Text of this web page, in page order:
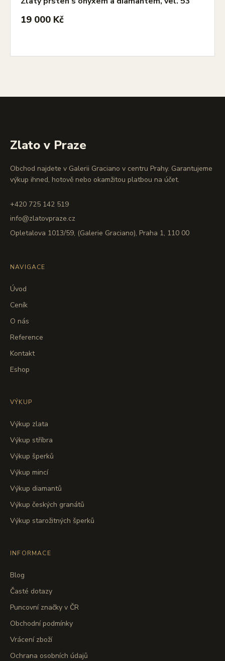
19 000 Kč
Zlato v Praze
Obchod najdete v Galerii Graciano v centru Prahy. Garantujeme
výkup ihned, hotově nebo okamžitou platbou na účet.
+420 725 142 519
info@zlatovpraze.cz
Opletalova 1013/59, (Galerie Graciano), Praha 1, 110 00
NAVIGACE
Úvod
Ceník
O nás
Reference
Kontakt
Eshop
VÝKUP
Výkup zlata
Výkup stříbra
Výkup šperků
Výkup mincí
Výkup diamantů
Výkup českých granátů
Výkup starožitných šperků
INFORMACE
Blog
Časté dotazy
Puncovní značky v ČR
Obchodní podmínky
Vrácení zboží
Ochrana osobních údajů